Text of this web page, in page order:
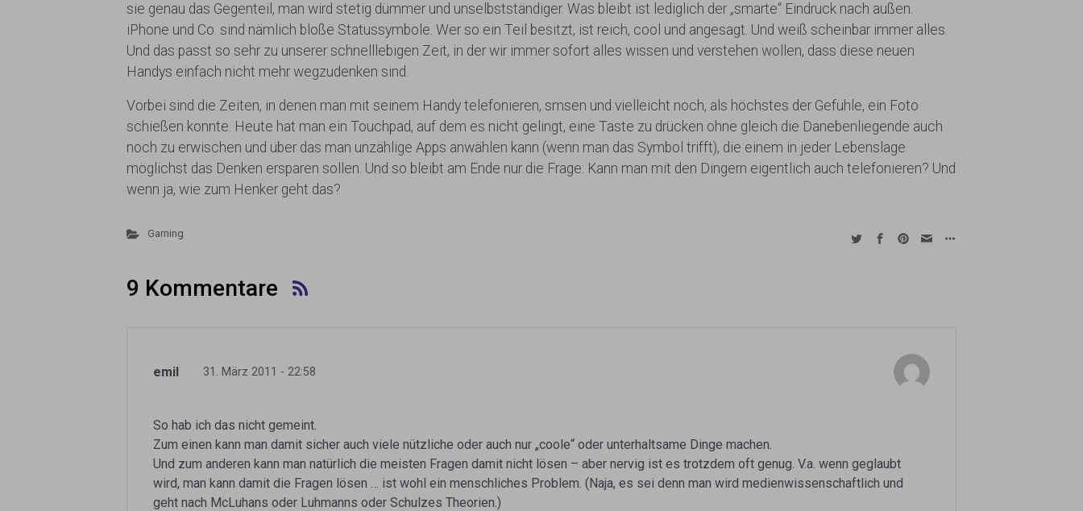
sie genau das Gegenteil, man wird stetig dümmer und unselbstständiger. Was bleibt ist lediglich der „smarte“ Eindruck nach außen.
iPhone und Co. sind nämlich bloße Statussymbole. Wer so ein Teil besitzt, ist reich, cool und angesagt. Und weiß scheinbar immer alles.
Und das passt so sehr zu unserer schnelllebigen Zeit, in der wir immer sofort alles wissen und verstehen wollen, dass diese neuen
Handys einfach nicht mehr wegzudenken sind.
Vorbei sind die Zeiten, in denen man mit seinem Handy telefonieren, smsen und vielleicht noch, als höchstes der Gefühle, ein Foto
schießen konnte. Heute hat man ein Touchpad, auf dem es nicht gelingt, eine Taste zu drücken ohne gleich die Danebenliegende auch
noch zu erwischen und über das man unzählige Apps anwählen kann (wenn man das Symbol trifft), die einem in jeder Lebenslage
möglichst das Denken ersparen sollen. Und so bleibt am Ende nur die Frage: Kann man mit den Dingern eigentlich auch telefonieren? Und
wenn ja, wie zum Henker geht das?
Gaming
9 Kommentare
emil 31. März 2011 - 22:58
So hab ich das nicht gemeint.
Zum einen kann man damit sicher auch viele nützliche oder auch nur „coole“ oder unterhaltsame Dinge machen.
Und zum anderen kann man natürlich die meisten Fragen damit nicht lösen – aber nervig ist es trotzdem oft genug. V.a. wenn geglaubt
wird, man kann damit die Fragen lösen … ist wohl ein menschliches Problem. (Naja, es sei denn man wird medienwissenschaftlich und
geht nach McLuhans oder Luhmanns oder Schulzes Theorien.)